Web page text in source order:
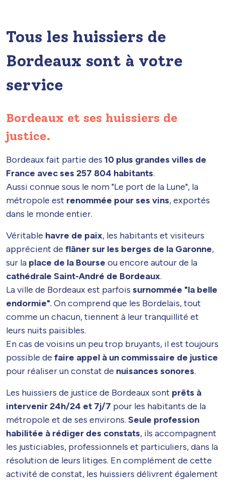
Tous les huissiers de
Bordeaux sont à votre
service
Bordeaux et ses huissiers de
justice.
Bordeaux fait partie des 10 plus grandes villes de
France avec ses 257 804 habitants.
Aussi connue sous le nom "Le port de la Lune", la
métropole est renommée pour ses vins, exportés
dans le monde entier.
Véritable havre de paix, les habitants et visiteurs
apprécient de flâner sur les berges de la Garonne,
sur la place de la Bourse ou encore autour de la
cathédrale Saint-André de Bordeaux.
La ville de Bordeaux est parfois surnommée "la belle
endormie". On comprend que les Bordelais, tout
comme un chacun, tiennent à leur tranquillité et
leurs nuits paisibles.
En cas de voisins un peu trop bruyants, il est toujours
possible de faire appel à un commissaire de justice
pour réaliser un constat de nuisances sonores.
Les huissiers de justice de Bordeaux sont prêts à
intervenir 24h/24 et 7j/7 pour les habitants de la
métropole et de ses environs. Seule profession
habilitée à rédiger des constats, ils accompagnent
les justiciables, professionnels et particuliers, dans la
résolution de leurs litiges. En complément de cette
activité de constat, les huissiers délivrent également